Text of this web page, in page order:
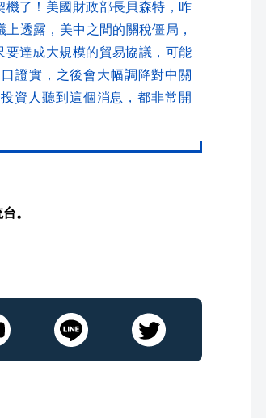
了！美國財政部長貝森特，昨
透露，美中之間的關稅僵局，
達成大規模的貿易協議，可能
證實，之後會大幅調降對中關
資人聽到這個消息，都非常開
。